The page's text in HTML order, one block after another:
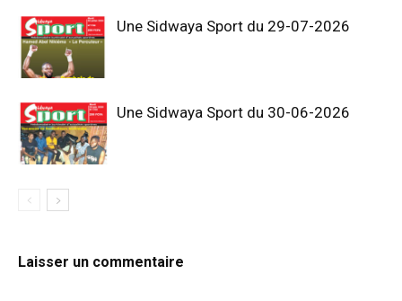
Une Sidwaya Sport du 29-07-2026
Une Sidwaya Sport du 30-06-2026
Laisser un commentaire